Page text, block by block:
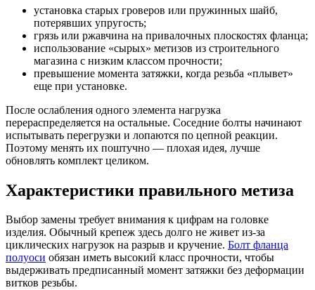
установка старых гроверов или пружинных шайб,
потерявших упругость;
грязь или ржавчина на привалочных плоскостях фланца;
использование «сырых» метизов из строительного
магазина с низким классом прочности;
превышение момента затяжки, когда резьба «плывет»
еще при установке.
После ослабления одного элемента нагрузка
перераспределяется на остальные. Соседние болты начинают
испытывать перегрузки и лопаются по цепной реакции.
Поэтому менять их поштучно — плохая идея, лучше
обновлять комплект целиком.
Характеристики правильного метиза
Выбор замены требует внимания к цифрам на головке
изделия. Обычный крепеж здесь долго не живет из-за
циклических нагрузок на разрыв и кручение. Болт фланца
полуоси обязан иметь высокий класс прочности, чтобы
выдерживать предписанный момент затяжки без деформации
витков резьбы.